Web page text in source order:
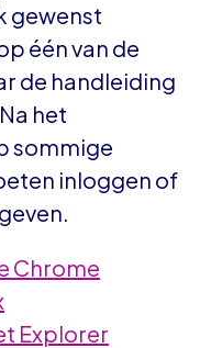
gewenst
één van de
de handleiding
het
sommige
inloggen of
Chrome
Explorer